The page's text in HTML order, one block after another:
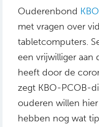
Ouderenbond
met vragen over
tabletcomputers.
een vrijwilliger aan
heeft door de
zegt KBO-PCOB-
ouderen willen
hebben nog wat